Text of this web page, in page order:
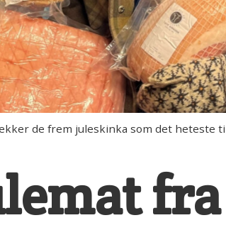
de frem juleskinka som det heteste
fra